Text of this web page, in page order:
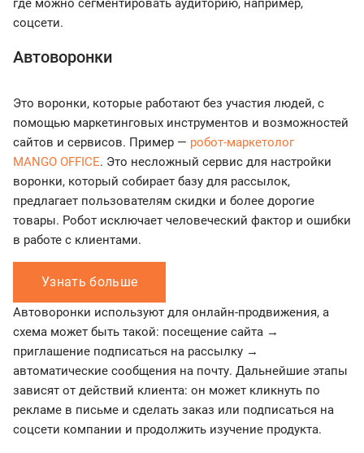
где можно сегментировать аудиторию, например,
соцсети.
Автоворонки
Это воронки, которые работают без участия людей, с
помощью маркетинговых инструментов и возможностей
сайтов и сервисов. Пример — робот-маркетолог
MANGO OFFICE. Это несложный сервис для настройки
воронки, который собирает базу для рассылок,
предлагает пользователям скидки и более дорогие
товары. Робот исключает человеческий фактор и ошибки
в работе с клиентами.
Узнать больше
Автоворонки используют для онлайн-продвижения, а
схема может быть такой: посещение сайта →
приглашение подписаться на рассылку →
автоматические сообщения на почту. Дальнейшие этапы
зависят от действий клиента: он может кликнуть по
рекламе в письме и сделать заказ или подписаться на
соцсети компании и продолжить изучение продукта.